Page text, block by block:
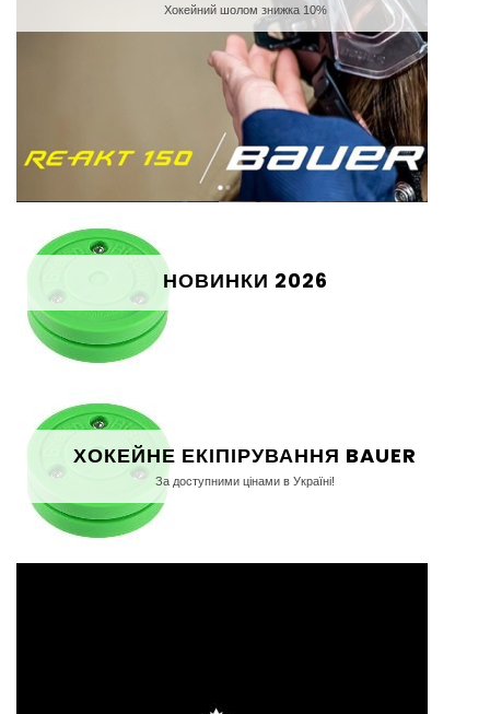
Хокейний шолом знижка 10%
НОВИНКИ 2026
ХОКЕЙНЕ ЕКІПІРУВАННЯ BAUER
За доступними цінами в Україні!